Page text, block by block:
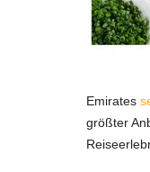
Emirates
größter